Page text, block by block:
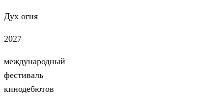
Дух огня
2027
международный
фестиваль
кинодебютов